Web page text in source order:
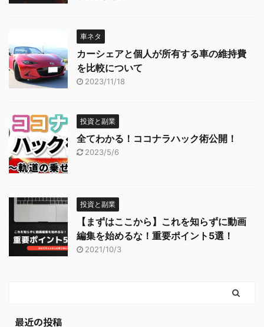
車ネタ
カーシェアと個人が所有する車の維持費
を比較について
2023/11/18
投資と副業
全てわかる！ココナラハック術公開！
2023/5/6
投資と副業
【まずはここから】これを知らずに動画
編集を始めるな！重要ポイント5選！
2021/10/3
最近の投稿